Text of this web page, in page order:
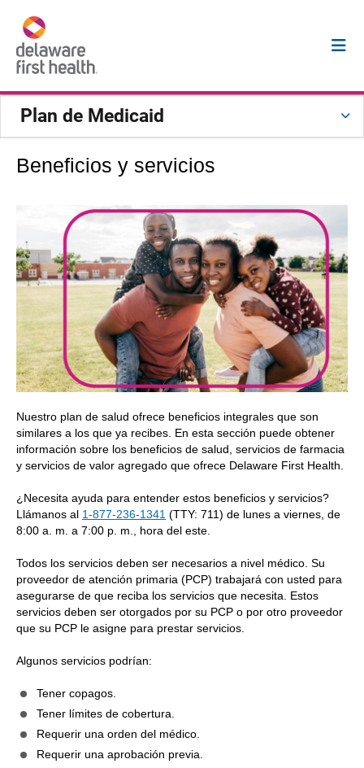
Plan de Medicaid
Beneficios y servicios
Nuestro plan de salud ofrece beneficios integrales que son
similares a los que ya recibes. En esta sección puede obtener
información sobre los beneficios de salud, servicios de farmacia
y servicios de valor agregado que ofrece Delaware First Health.
¿Necesita ayuda para entender estos beneficios y servicios?
Llámanos al 1-877-236-1341 (TTY: 711) de lunes a viernes, de
8:00 a. m. a 7:00 p. m., hora del este.
Todos los servicios deben ser necesarios a nivel médico. Su
proveedor de atención primaria (PCP) trabajará con usted para
asegurarse de que reciba los servicios que necesita. Estos
servicios deben ser otorgados por su PCP o por otro proveedor
que su PCP le asigne para prestar servicios.
Algunos servicios podrían:
Tener copagos.
Tener límites de cobertura.
Requerir una orden del médico.
Requerir una aprobación previa.